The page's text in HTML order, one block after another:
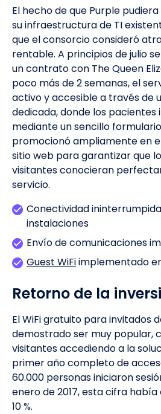
El hecho de que Purple
su infraestructura de TI
que el consorcio consideró
rentable. A principios de julio
un contrato con The Queen
poco más de 2 semanas, el
activo y accesible a través de
dedicada, donde los pacientes
mediante un sencillo
promocionó ampliamente en
sitio web para garantizar que
visitantes conocieran
servicio.
Conectividad
instalaciones
Envío de comunicaciones
Guest WiFiimplementado
Retorno de la
El WiFi gratuito para invitados
demostrado ser muy popular,
visitantes accediendo a la
primer año completo de
60.000 personas iniciaron
enero de 2017, esta cifra
10 %.